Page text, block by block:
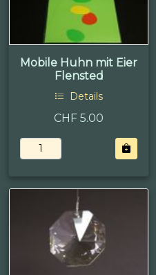
Mobile Huhn mit Eier
Flensted
Details
CHF 5.00